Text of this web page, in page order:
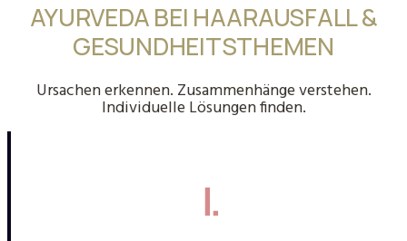
AYURVEDA BEI HAARAUSFALL &
GESUNDHEITSTHEMEN
Ursachen erkennen. Zusammenhänge verstehen.
Individuelle Lösungen finden.
1.